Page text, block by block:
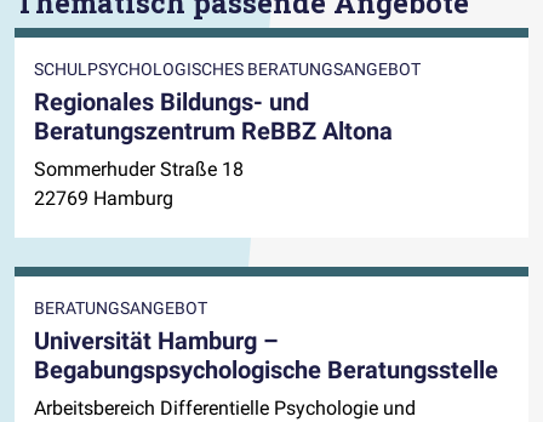
SCHULPSYCHOLOGISCHES BERATUNGSANGEBOT
Regionales Bildungs- und
Beratungszentrum ReBBZ Altona
Sommerhuder Straße 18
22769 Hamburg
BERATUNGSANGEBOT
Universität Hamburg –
Begabungspsychologische Beratungsstelle
Arbeitsbereich Differentielle Psychologie und